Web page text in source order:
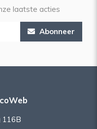
laatste acties
Abonneer
116B